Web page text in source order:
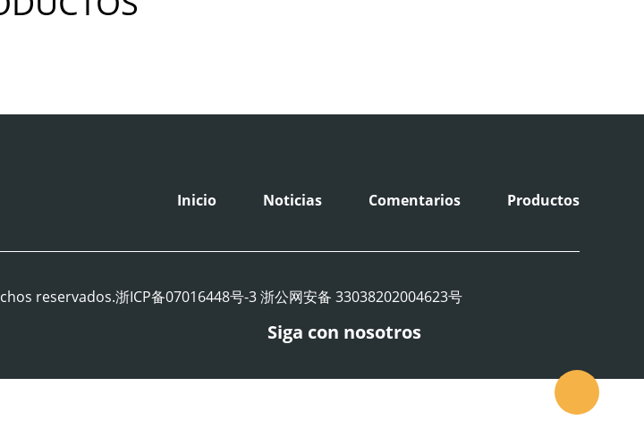
Inicio Noticias Comentarios Productos
reservados.浙ICP备07016448号-3 浙公网安备 33038202004623号
Siga con nosotros